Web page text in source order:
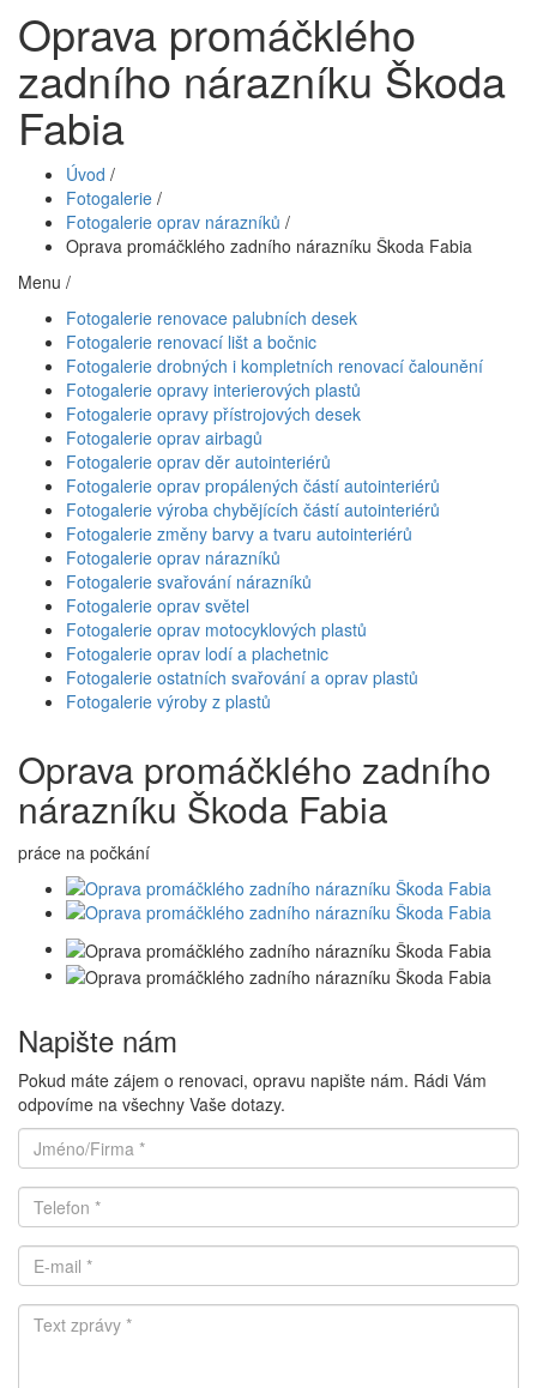
Oprava promáčklého
zadního nárazníku Škoda
Fabia
Úvod /
Fotogalerie /
Fotogalerie oprav nárazníků /
Oprava promáčklého zadního nárazníku Škoda Fabia
Menu /
Fotogalerie renovace palubních desek
Fotogalerie renovací lišt a bočnic
Fotogalerie drobných i kompletních renovací čalounění
Fotogalerie opravy interierových plastů
Fotogalerie opravy přístrojových desek
Fotogalerie oprav airbagů
Fotogalerie oprav děr autointeriérů
Fotogalerie oprav propálených částí autointeriérů
Fotogalerie výroba chybějících částí autointeriérů
Fotogalerie změny barvy a tvaru autointeriérů
Fotogalerie oprav nárazníků
Fotogalerie svařování nárazníků
Fotogalerie oprav světel
Fotogalerie oprav motocyklových plastů
Fotogalerie oprav lodí a plachetnic
Fotogalerie ostatních svařování a oprav plastů
Fotogalerie výroby z plastů
Oprava promáčklého zadního
nárazníku Škoda Fabia
práce na počkání
Napište nám
Pokud máte zájem o renovaci, opravu napište nám. Rádi Vám
odpovíme na všechny Vaše dotazy.